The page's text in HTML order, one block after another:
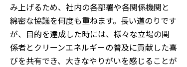
み上げるため、社内の各部署や各関係機関と
綿密な協議を何度も重ねます。長い道のりです
が、目的を達成した時には、様々な立場の関
係者とクリーンエネルギーの普及に貢献した喜
びを共有でき、大きなやりがいを感じることが